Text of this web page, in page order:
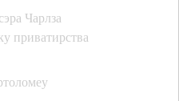
Чарлза
приватирства